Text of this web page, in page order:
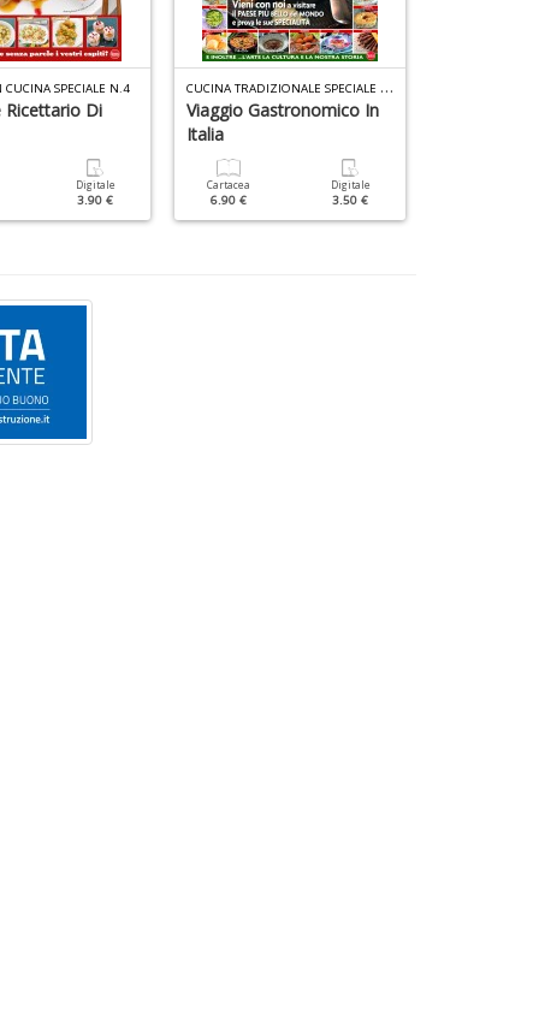
SPECIALE N.4
Ricettario Di
Digitale
3.90 €
C
UCINA TRADIZIONALE SPECIALE N.8
Viaggio Gastronomico In
Italia
Cartacea
6.90 €
Digitale
3.50 €